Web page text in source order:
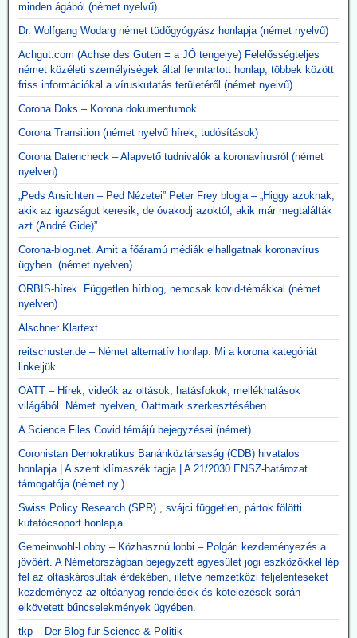
minden ágából (német nyelvű)
Dr. Wolfgang Wodarg német tüdőgyógyász honlapja (német nyelvű)
Achgut.com (Achse des Guten = a JÓ tengelye) Felelősségteljes
német közéleti személyiségek által fenntartott honlap, többek között
friss információkal a víruskutatás területéről (német nyelvű)
Corona Doks – Korona dokumentumok
Corona Transition (német nyelvű hírek, tudósítások)
Corona Datencheck – Alapvető tudnivalók a koronavírusról (német
nyelven)
„Peds Ansichten – Ped Nézetei” Peter Frey blogja – „Higgy azoknak,
akik az igazságot keresik, de óvakodj azoktól, akik már megtalálták
azt (André Gide)”
Corona-blog.net. Amit a főáramú médiák elhallgatnak koronavírus
ügyben. (német nyelven)
ORBIS-hírek. Független hírblog, nemcsak kovid-témákkal (német
nyelven)
Alschner Klartext
reitschuster.de – Német alternatív honlap. Mi a korona kategóriát
linkeljük.
OATT – Hírek, videók az oltások, hatásfokok, mellékhatások
világából. Német nyelven, Oattmark szerkesztésében.
A Science Files Covid témájú bejegyzései (német)
Coronistan Demokratikus Banánköztársaság (CDB) hivatalos
honlapja | A szent klímaszék tagja | A 21/2030 ENSZ-határozat
támogatója (német ny.)
Swiss Policy Research (SPR) , svájci független, pártok fölötti
kutatócsoport honlapja.
Gemeinwohl-Lobby – Közhasznú lobbi – Polgári kezdeményezés a
jövőért. A Németországban bejegyzett egyesület jogi eszközökkel lép
fel az oltáskárosultak érdekében, illetve nemzetközi feljelentéseket
kezdeményez az oltóanyag-rendelések és kötelezések során
elkövetett bűncselekmények ügyében.
tkp – Der Blog für Science & Politik